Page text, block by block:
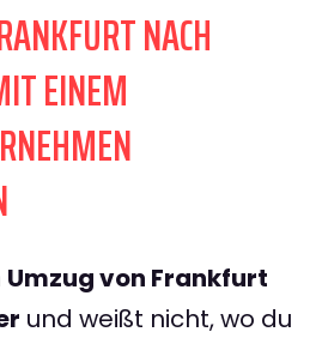
NACH
EINEM
Umzug von Frankfurt
und weißt nicht, wo du